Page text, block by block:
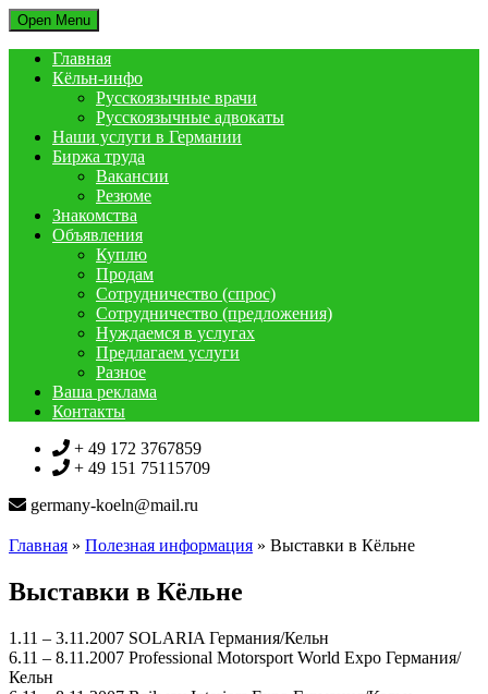
Open Menu
Главная
Кёльн-инфо
Русскоязычные врачи
Русскоязычные адвокаты
Наши услуги в Германии
Биржа труда
Вакансии
Резюме
Знакомства
Объявления
Куплю
Продам
Сотрудничество (спрос)
Сотрудничество (предложения)
Нуждаемся в услугах
Предлагаем услуги
Разное
Ваша реклама
Контакты
+ 49 172 3767859
+ 49 151 75115709
germany-koeln@mail.ru
Главная » Полезная информация » Выставки в Кёльне
Выставки в Кёльне
1.11 – 3.11.2007 SOLARIA Германия/Кельн
6.11 – 8.11.2007 Professional Motorsport World Expo Германия/
Кельн